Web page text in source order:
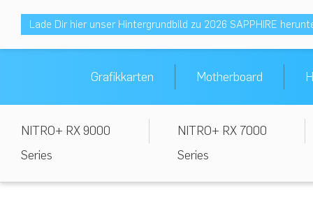
Lade Dir hier unser Hintergrundbild zu 2026 SAPPHIRE
Grafikkarten Motherboard
NITRO+ RX 9000
Series
NITRO+ RX 7000
Series